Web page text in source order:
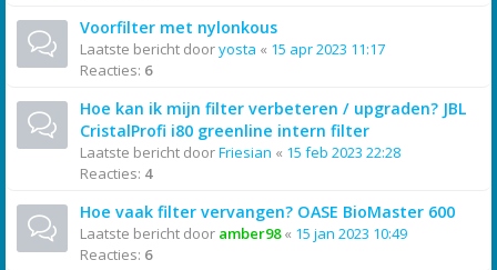
Voorfilter met nylonkous
Laatste bericht dooryosta « 15 apr 2023 11:17
Reacties: 6
Hoe kan ik mijn filter verbeteren / upgraden? JBL
CristalProfi i80 greenline intern filter
Laatste bericht doorFriesian « 15 feb 2023 22:28
Reacties: 4
Hoe vaak filter vervangen? OASE BioMaster 600
Laatste bericht door amber98« 15 jan 2023 10:49
Reacties: 6